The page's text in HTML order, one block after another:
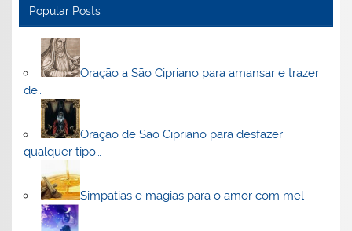
Popular Posts
Oração a São Cipriano para amansar e trazer
de…
Oração de São Cipriano para desfazer
qualquer tipo…
Simpatias e magias para o amor com mel